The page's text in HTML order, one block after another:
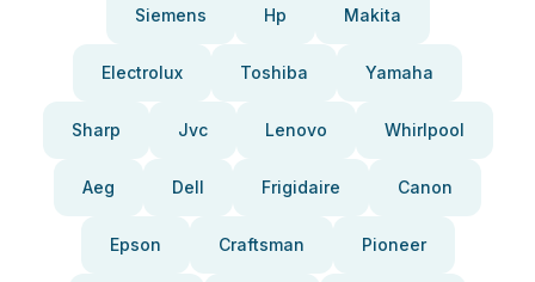
Siemens Hp Makita
Electrolux Toshiba Yamaha
Sharp Jvc Lenovo Whirlpool
Aeg Dell Frigidaire Canon
Epson Craftsman Pioneer